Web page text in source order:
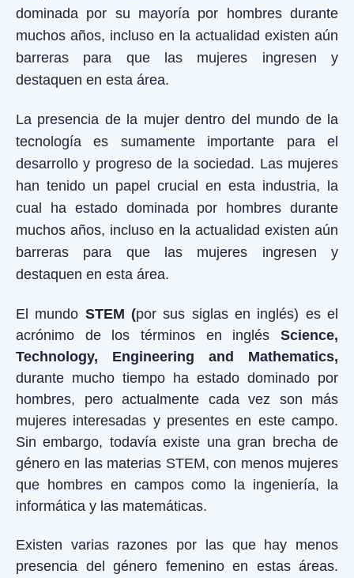
dominada por su mayoría por hombres durante
muchos años, incluso en la actualidad existen aún
barreras para que las mujeres ingresen y
destaquen en esta área.
La presencia de la mujer dentro del mundo de la
tecnología es sumamente importante para el
desarrollo y progreso de la sociedad. Las mujeres
han tenido un papel crucial en esta industria, la
cual ha estado dominada por hombres durante
muchos años, incluso en la actualidad existen aún
barreras para que las mujeres ingresen y
destaquen en esta área.
El mundo STEM (por sus siglas en inglés) es el
acrónimo de los términos en inglés Science,
Technology, Engineering and Mathematics,
durante mucho tiempo ha estado dominado por
hombres, pero actualmente cada vez son más
mujeres interesadas y presentes en este campo.
Sin embargo, todavía existe una gran brecha de
género en las materias STEM, con menos mujeres
que hombres en campos como la ingeniería, la
informática y las matemáticas.
Existen varias razones por las que hay menos
presencia del género femenino en estas áreas.